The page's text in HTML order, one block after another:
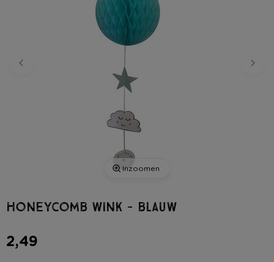
Inzoomen
Honeycomb wink - blauw
2,49